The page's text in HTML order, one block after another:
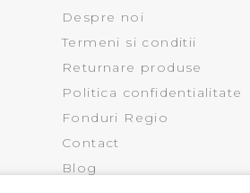
Despre noi
Termeni si conditii
Returnare produse
Politica confidentialitate
Fonduri Regio
Contact
Blog